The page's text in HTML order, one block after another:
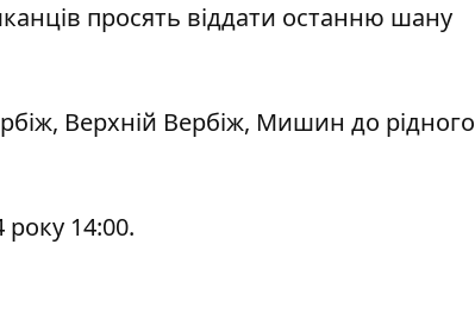
просять віддати останню шану
Верхній Вербіж, Мишин до рідного
року 14:00.